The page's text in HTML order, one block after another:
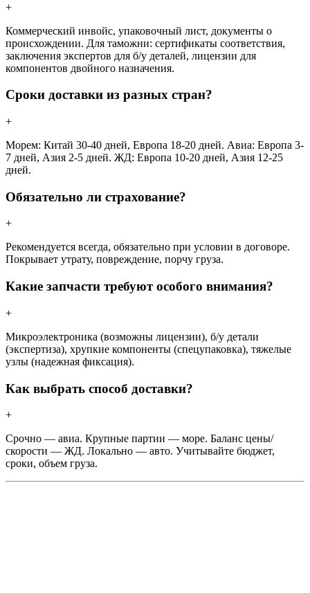
+
Коммерческий инвойс, упаковочный лист, документы о
происхождении. Для таможни: сертификаты соответствия,
заключения экспертов для б/у деталей, лицензии для
компонентов двойного назначения.
Сроки доставки из разных стран?
+
Морем: Китай 30-40 дней, Европа 18-20 дней. Авиа: Европа 3-
7 дней, Азия 2-5 дней. ЖД: Европа 10-20 дней, Азия 12-25
дней.
Обязательно ли страхование?
+
Рекомендуется всегда, обязательно при условии в договоре.
Покрывает утрату, повреждение, порчу груза.
Какие запчасти требуют особого внимания?
+
Микроэлектроника (возможны лицензии), б/у детали
(экспертиза), хрупкие компоненты (спецупаковка), тяжелые
узлы (надежная фиксация).
Как выбрать способ доставки?
+
Срочно — авиа. Крупные партии — море. Баланс цены/
скорости — ЖД. Локально — авто. Учитывайте бюджет,
сроки, объем груза.